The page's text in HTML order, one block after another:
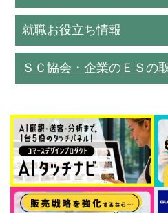
就職お役立ち情報
ＳＣ協会・企業の ＥＳの